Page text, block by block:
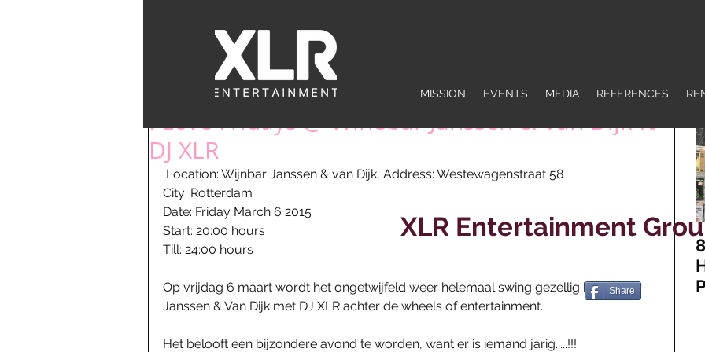
MISSION EVENTS MEDIA REFERENCES
EVENTS BACK
I Love Fridays @ Winebar Janssen & Van Dijk ft
DJ XLR
Location: Wijnbar Janssen & van Dijk, Address: Westewagenstraat 58
City: Rotterdam
Date: Friday March 6 2015
Start: 20:00 hours
Till: 24:00 hours
Op vrijdag 6 maart wordt het ongetwijfeld weer helemaal swing gezellig bij wijnbar
Janssen & Van Dijk met DJ XLR achter de wheels of entertainment.
Het belooft een bijzondere avond te worden, want er is iemand jarig.....!!!
Share
XLR Entertainment